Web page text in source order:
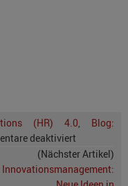
(HR) 4.0, Blog:
deaktiviert
(Nächster Artikel)
Innovationsmanagement: